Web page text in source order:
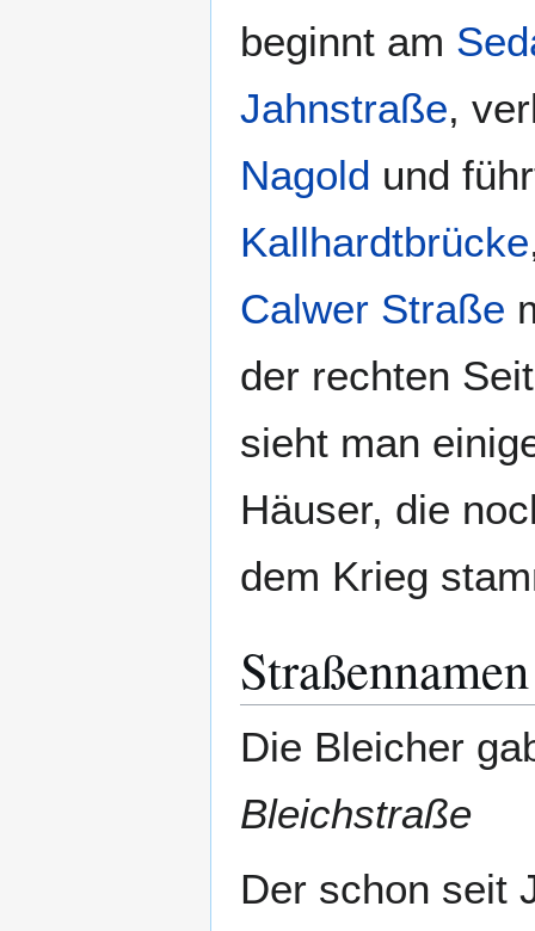
beginnt am
Jahnstraße,
Nagold und
Kallhardtbrücke
Calwer Straße
der rechten
sieht man
Häuser, die
dem Krieg
Straßennamen
Die Bleicher
Bleichstraße
Der schon seit